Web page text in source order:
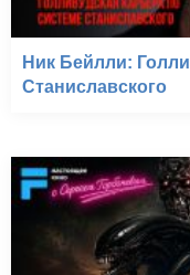
Ник Бейлли:
Станиславского